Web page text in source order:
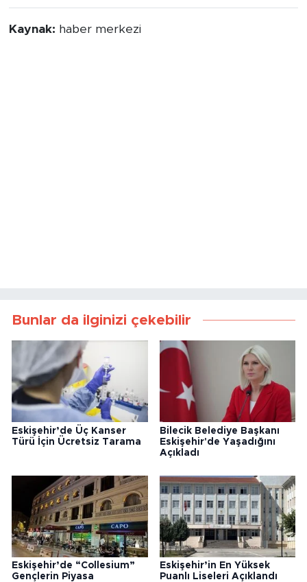
Kaynak: haber merkezi
Bunlar da ilginizi çekebilir
Eskişehir’de Üç Kanser
Türü İçin Ücretsiz Tarama
Bilecik Belediye Başkanı
Eskişehir'de Yaşadığını
Açıkladı
Eskişehir’de “Collesium”
Gençlerin Piyasa
Eskişehir’in En Yüksek
Puanlı Liseleri Açıklandı